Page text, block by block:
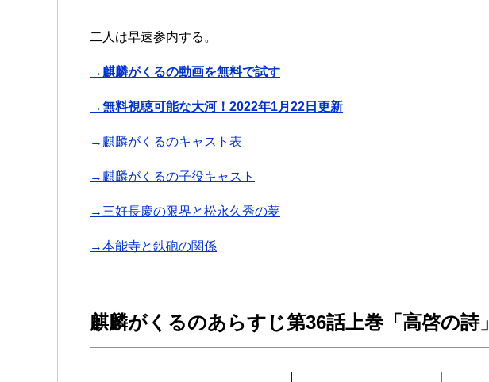
二人は早速参内する。
→麒麟がくるの動画を無料で試す
→無料視聴可能な大河！2022年1月22日更新
→麒麟がくるのキャスト表
→麒麟がくるの子役キャスト
→三好長慶の限界と松永久秀の夢
→本能寺と鉄砲の関係
麒麟がくるのあらすじ第36話上巻「高啓の詩」